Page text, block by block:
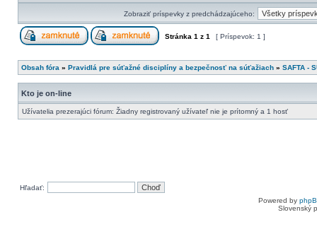
Zobraziť príspevky z predchádzajúceho:
Stránka 1 z 1 [ Príspevok: 1 ]
Obsah fóra » Pravidlá pre súťažné disciplíny a bezpečnosť na súťažiach » SAFTA -
Kto je on-line
Užívatelia prezerajúci fórum: Žiadny registrovaný užívateľ nie je prítomný a 1 hosť
Hľadať:
Powered by
Slovenský